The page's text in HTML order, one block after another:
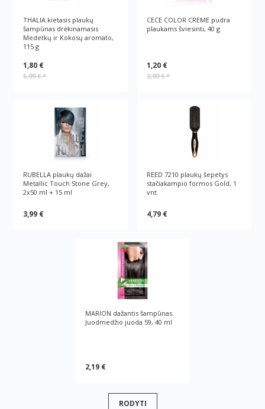
THALIA kietasis plaukų
šampūnas drėkinamasis
Medetkų ir Kokosų aromato,
115 g
1,80 €
5,99 €*
CECE COLOR CREME pudra
plaukams šviesinti, 40 g
1,20 €
2,99 €*
RUBELLA plaukų dažai
Metallic Touch Stone Grey,
2x50 ml + 15 ml
3,99 €
REED 7210 plaukų šepetys
stačiakampio formos Gold, 1
vnt.
4,79 €
MARION dažantis šampūnas.
Juodmedžio juoda 59, 40 ml
2,19 €
RODYTI